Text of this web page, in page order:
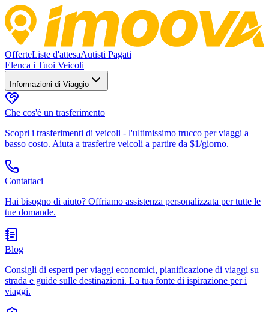
OfferteListe d'attesaAutisti Pagati
Elenca i Tuoi Veicoli
Informazioni di Viaggio
Che cos'è un trasferimento
Scopri i trasferimenti di veicoli - l'ultimissimo trucco per viaggi a
basso costo. Aiuta a trasferire veicoli a partire da $1/giorno.
Contattaci
Hai bisogno di aiuto? Offriamo assistenza personalizzata per tutte le
tue domande.
Blog
Consigli di esperti per viaggi economici, pianificazione di viaggi su
strada e guide sulle destinazioni. La tua fonte di ispirazione per i
viaggi.